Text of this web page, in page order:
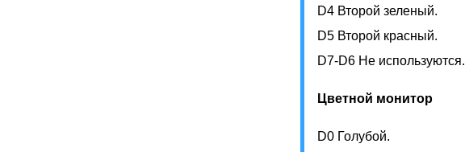
D4 Второй зеленый.
D5 Второй красный.
D7-D6 Не используются.
Цветной монитор
D0 Голубой.